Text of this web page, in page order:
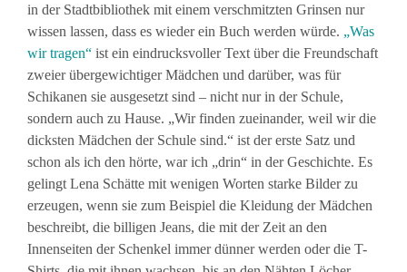
in der Stadtbibliothek mit einem verschmitzten Grinsen nur
wissen lassen, dass es wieder ein Buch werden würde. „Was
wir tragen“ ist ein eindrucksvoller Text über die Freundschaft
zweier übergewichtiger Mädchen und darüber, was für
Schikanen sie ausgesetzt sind – nicht nur in der Schule,
sondern auch zu Hause. „Wir finden zueinander, weil wir die
dicksten Mädchen der Schule sind.“ ist der erste Satz und
schon als ich den hörte, war ich „drin“ in der Geschichte. Es
gelingt Lena Schätte mit wenigen Worten starke Bilder zu
erzeugen, wenn sie zum Beispiel die Kleidung der Mädchen
beschreibt, die billigen Jeans, die mit der Zeit an den
Innenseiten der Schenkel immer dünner werden oder die T-